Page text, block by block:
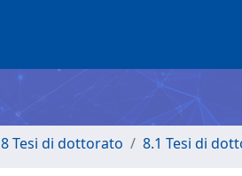
8 Tesi di dottorato 8.1 Tesi di